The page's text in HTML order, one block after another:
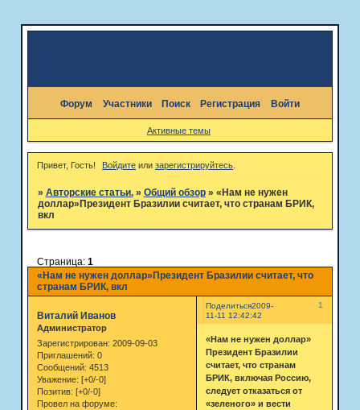
Форум Участники Поиск Регистрация Войти
Активные темы
Привет, Гость! Войдите илизарегистрируйтесь
» Авторские статьи. » Общий обзор » «Нам не нужен
доллар»Президент Бразилии считает, что странам БРИК,
вкл
«Нам не нужен доллар»Президент Бразилии считает, что
странам БРИК, вкл
Страница: 1
Поделиться 1
2009-
11-11 12:42:42
Виталий Иванов
Администратор
Зарегистрирован: 2009-09-03
Приглашений: 0
Сообщений: 4513
Уважение: [+0/-0]
Позитив: [+0/-0]
Провел на форуме:
«Нам не нужен доллар»
Президент Бразилии
считает, что странам
БРИК, включая Россию,
следует отказаться от
«зеленого» и вести